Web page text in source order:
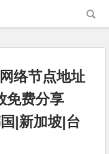
络节点地址
费分享
|新加坡|台